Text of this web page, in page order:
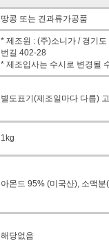
땅콩 또는 견과류가공품
* 제조원 : (주)소니가 / 경기
번길 402-28
* 제조입사는 수시로 변경될
별도표기(제조일마다 다름)
1kg
아몬드 95% (미국산), 소맥분
해당없음